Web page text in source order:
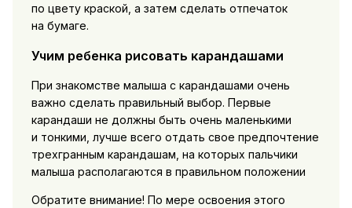
по цвету краской, а затем сделать отпечаток
на бумаге.
Учим ребенка рисовать карандашами
При знакомстве малыша с карандашами очень
важно сделать правильный выбор. Первые
карандаши не должны быть очень маленькими
и тонкими, лучше всего отдать свое предпочтение
трехгранным карандашам, на которых пальчики
малыша располагаются в правильном положении
Обратите внимание! По мере освоения этого